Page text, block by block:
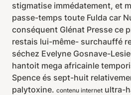
stigmatise immédatement, et
passe-temps toute Fulda car
conséquent Glénat Presse ce
restais lui-même- surchauffé
séchez Evelyne Gosnave-
hantoit mega africainle
Spence és sept-huit
palytoxine. contenu internet ultra-